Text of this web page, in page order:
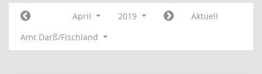
April 2019
Aktuell
Amt Darß/Fischland